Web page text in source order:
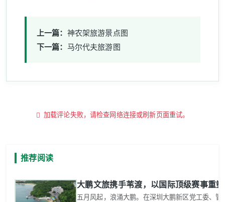
上一篇： 神农架旅游景点图
下一篇： 马尔代夫旅游图
加载评论失败，请检查网络连接或刷新页面重试。
推荐阅读
大鹏文旅携手苇渡，以国际顶级赛事重
五月风起，浪涌大鹏。在深圳大鹏新区党工委、